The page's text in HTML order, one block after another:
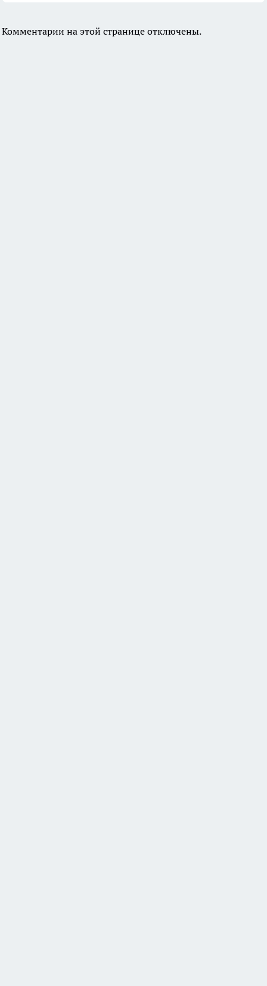
Комментарии на этой странице отключены.